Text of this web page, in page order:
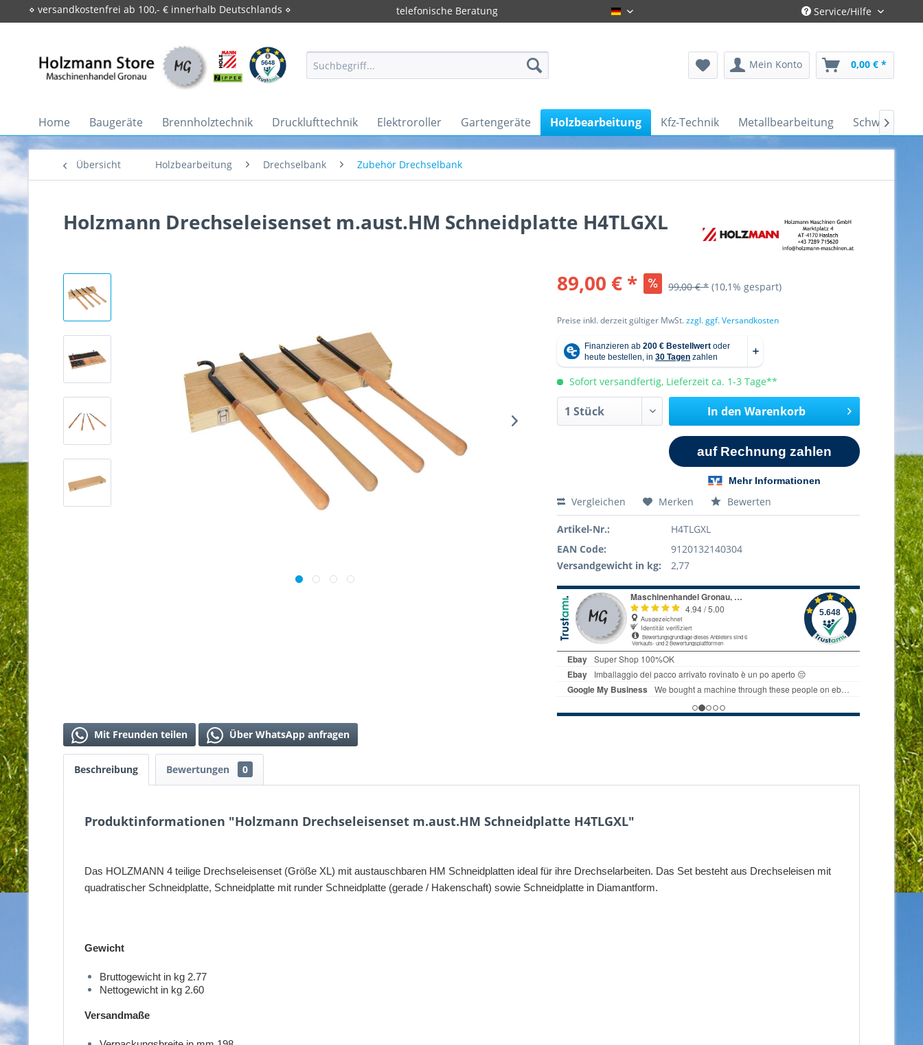
⋄ versandkostenfrei ab 100,- € innerhalb Deutschlands ⋄ telefonische Beratung Deutsch Service/Hilfe
Mein Konto 0,00 € *
Home Baugeräte Brennholztechnik Drucklufttechnik Elektroroller Gartengeräte Holzbearbeitung Kfz-Technik Metallbearbeitung 
Übersicht Holzbearbeitung Drechselbank Zubehör Drechselbank
Holzmann Drechseleisenset m.aust.HM Schneidplatte H4TLGXL
89,00 € * 99,00 € * (10,1% gespart)
Preise inkl. derzeit gültiger MwSt.zzgl. ggf. Versandkosten
Sofort versandfertig, Lieferzeit ca. 1-3 Tage**
In den Warenkorb
Vergleichen Merken Bewerten
Artikel-Nr.:
H4TLGXL
EAN Code:
9120132140304
Versandgewicht in kg:
2,77
Mit Freunden teilen Über WhatsApp anfragen
Beschreibung Bewertungen 0
Produktinformationen "Holzmann Drechseleisenset m.aust.HM Schneidplatte H4TLGXL"
Das HOLZMANN 4 teilige Drechseleisenset (Größe XL) mit austauschbaren HM Schneidplatten ideal für ihre Drechselarbeiten. Das Set besteht aus Drechseleisen mit
quadratischer Schneidplatte, Schneidplatte mit runder Schneidplatte (gerade / Hakenschaft) sowie Schneidplatte in Diamantform.
Gewicht
Bruttogewicht in kg 2.77
Nettogewicht in kg 2.60
Versandmaße